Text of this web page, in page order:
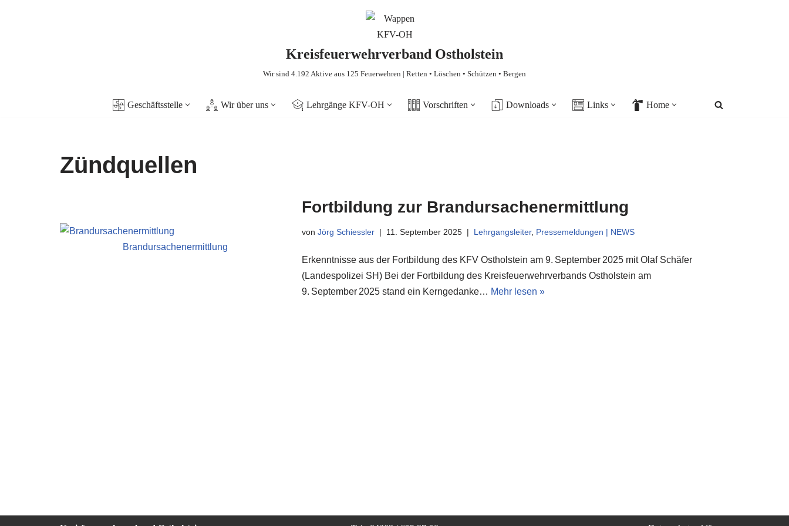
Kreisfeuerwehrverband Ostholstein
Wir sind 4.192 Aktive aus 125 Feuerwehren | Retten • Löschen • Schützen • Bergen
Geschäftsstelle Wir über uns Lehrgänge KFV-OH Vorschriften Downloads Links Home
Zündquellen
Brandursachenermittlung
Fortbildung zur Brandursachenermittlung
von Jörg Schiessler 11. September 2025 Lehrgangsleiter, Pressemeldungen | NEWS
Erkenntnisse aus der Fortbildung des KFV Ostholstein am 9. September 2025 mit Olaf Schäfer
(Landespolizei SH) Bei der Fortbildung des Kreisfeuerwehrverbands Ostholstein am
9. September 2025 stand ein Kerngedanke… Mehr lesen »